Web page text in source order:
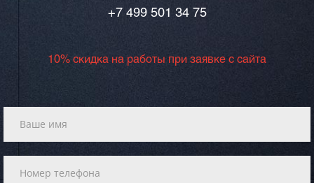
+7 499 501 34 75
10% скидка на работы при заявке с сайта